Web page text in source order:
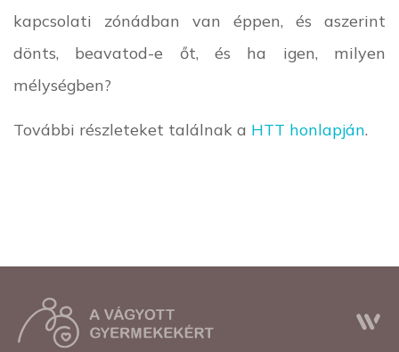
kapcsolati zónádban van éppen, és aszerint
dönts, beavatod-e őt, és ha igen, milyen
mélységben?
További részleteket találnak a HTT honlapján.